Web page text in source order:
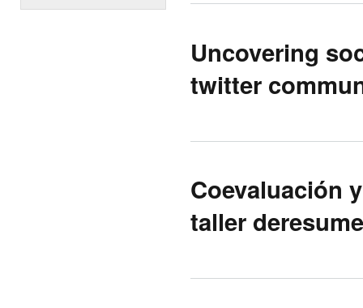
Uncovering
twitter
Coevaluación
taller